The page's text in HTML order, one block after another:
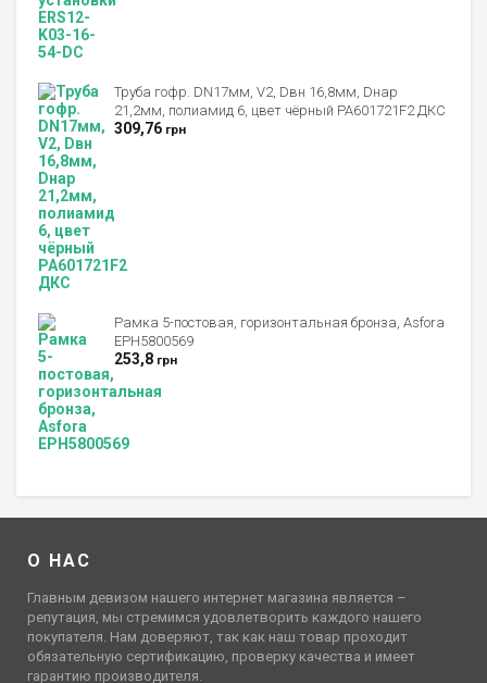
Труба гофр. DN17мм, V2, Dвн 16,8мм, Dнар
21,2мм, полиамид 6, цвет чёрный PA601721F2 ДКС
309,76 грн
Рамка 5-постовая, горизонтальная бронза, Asfora
EPH5800569
253,8 грн
О НАС
Главным девизом нашего интернет магазина является –
репутация, мы стремимся удовлетворить каждого нашего
покупателя. Нам доверяют, так как наш товар проходит
обязательную сертификацию, проверку качества и имеет
гарантию производителя.